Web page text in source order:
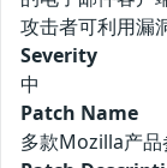
攻击者可利用漏
Severity
中
Patch Name
多款Mozilla产